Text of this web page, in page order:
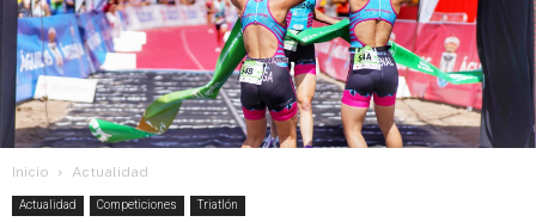
Inicio Actualidad
Actualidad Competiciones Triatlón